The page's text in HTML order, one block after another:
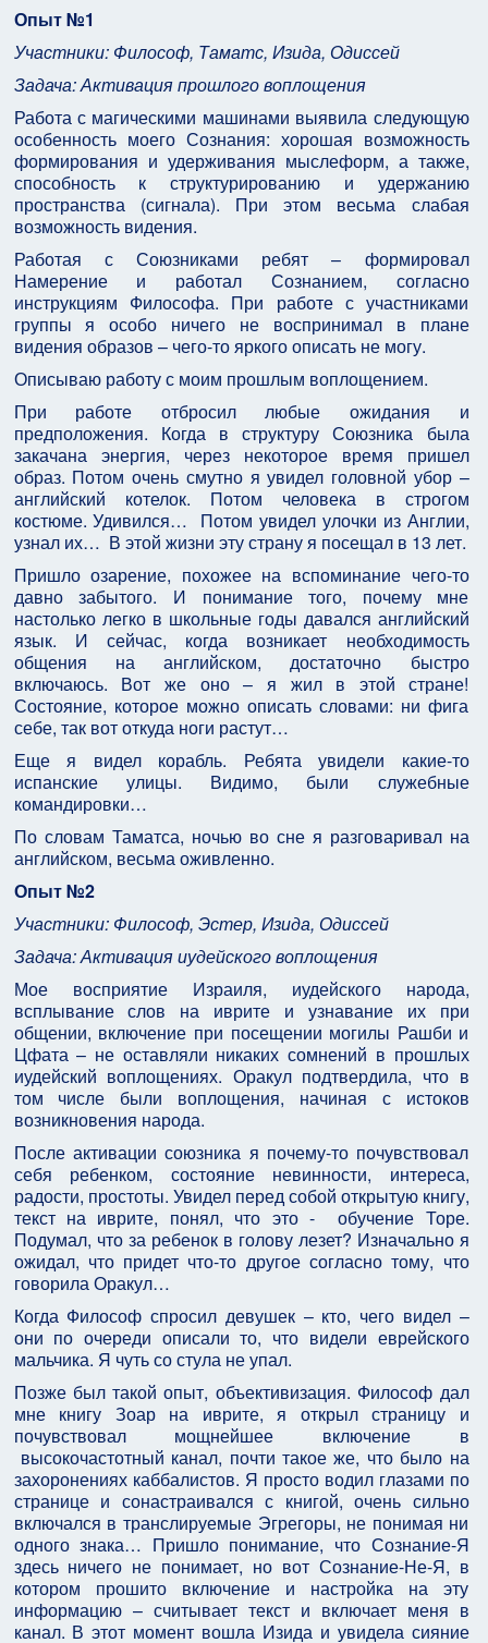
Опыт №1
Участники: Философ, Таматс, Изида, Одиссей
Задача: Активация прошлого воплощения
Работа с магическими машинами выявила следующую
особенность моего Сознания: хорошая возможность
формирования и удерживания мыслеформ, а также,
способность к структурированию и удержанию
пространства (сигнала). При этом весьма слабая
возможность видения.
Работая с Союзниками ребят – формировал
Намерение и работал Сознанием, согласно
инструкциям Философа. При работе с участниками
группы я особо ничего не воспринимал в плане
видения образов – чего-то яркого описать не могу.
Описываю работу с моим прошлым воплощением.
При работе отбросил любые ожидания и
предположения. Когда в структуру Союзника была
закачана энергия, через некоторое время пришел
образ. Потом очень смутно я увидел головной убор –
английский котелок. Потом человека в строгом
костюме. Удивился… Потом увидел улочки из Англии,
узнал их… В этой жизни эту страну я посещал в 13 лет.
Пришло озарение, похожее на вспоминание чего-то
давно забытого. И понимание того, почему мне
настолько легко в школьные годы давался английский
язык. И сейчас, когда возникает необходимость
общения на английском, достаточно быстро
включаюсь. Вот же оно – я жил в этой стране!
Состояние, которое можно описать словами: ни фига
себе, так вот откуда ноги растут…
Еще я видел корабль. Ребята увидели какие-то
испанские улицы. Видимо, были служебные
командировки…
По словам Таматса, ночью во сне я разговаривал на
английском, весьма оживленно.
Опыт №2
Участники: Философ, Эстер, Изида, Одиссей
Задача: Активация иудейского воплощения
Мое восприятие Израиля, иудейского народа,
всплывание слов на иврите и узнавание их при
общении, включение при посещении могилы Рашби и
Цфата – не оставляли никаких сомнений в прошлых
иудейский воплощениях. Оракул подтвердила, что в
том числе были воплощения, начиная с истоков
возникновения народа.
После активации союзника я почему-то почувствовал
себя ребенком, состояние невинности, интереса,
радости, простоты. Увидел перед собой открытую книгу,
текст на иврите, понял, что это - обучение Торе.
Подумал, что за ребенок в голову лезет? Изначально я
ожидал, что придет что-то другое согласно тому, что
говорила Оракул…
Когда Философ спросил девушек – кто, чего видел –
они по очереди описали то, что видели еврейского
мальчика. Я чуть со стула не упал.
Позже был такой опыт, объективизация. Философ дал
мне книгу Зоар на иврите, я открыл страницу и
почувствовал мощнейшее включение в
высокочастотный канал, почти такое же, что было на
захоронениях каббалистов. Я просто водил глазами по
странице и сонастраивался с книгой, очень сильно
включался в транслируемые Эгрегоры, не понимая ни
одного знака… Пришло понимание, что Сознание-Я
здесь ничего не понимает, но вот Сознание-Не-Я, в
котором прошито включение и настройка на эту
информацию – считывает текст и включает меня в
канал. В этот момент вошла Изида и увидела сияние